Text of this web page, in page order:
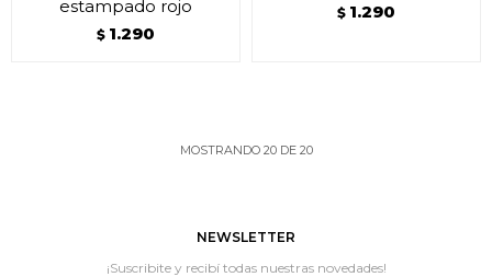
estampado rojo
$ 1.290
$ 1.290
MOSTRANDO 20DE 20
NEWSLETTER
¡Suscribite y recibí todas nuestras novedades!